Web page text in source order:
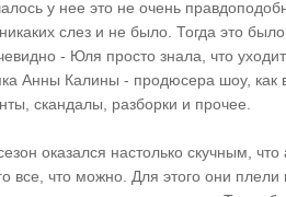
у нее это не очень
слез и не было. Тогда это
- Юля просто знала, что
Анны Калины - продюсера шоу, как
скандалы, разборки и прочее.
оказался настолько скучным,
все, что можно. Для этого они